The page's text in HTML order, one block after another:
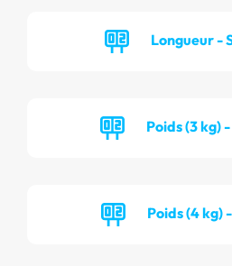
Longueur -
Poids (3 kg)
Poids (4 kg)